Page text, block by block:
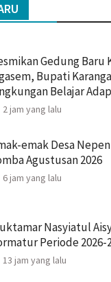
Gedung Baru
Bupati
Belajar
2 jam yang lalu
emak Desa
Agustusan 2026
6 jam yang lalu
Nasyiatul
Periode 2026-
13 jam yang lalu